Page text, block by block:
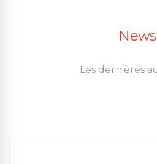
News
Les dernières